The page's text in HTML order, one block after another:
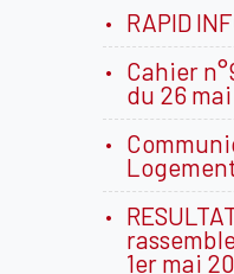
RAPID
Cahier
du 26
1er mai